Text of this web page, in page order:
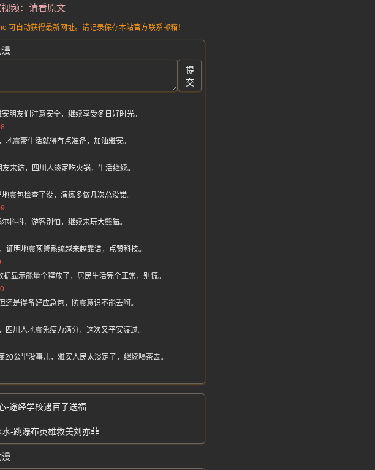
频：请看原文
可自动获得最新网址。请记录保存本站官方联系邮箱！
提
交
朋友们注意安全，继续享受冬日好时光。
震带生活就得有点准备，加油雅安。
来访，四川人淡定吃火锅，生活继续。
震包检查了没，演练多做几次总没错。
抖抖，游客别怕，继续来玩大熊猫。
明地震预警系统越来越靠谱，点赞科技。
显示能量全释放了，居民生活完全正常，别慌。
是得备好应急包，防震意识不能丢啊。
川人地震免疫力满分，这次又平安渡过。
公里没事儿，雅安人民太淡定了，继续喝茶去。
-途经学校遇百子送福
-跳瀑布英雄救美刘亦菲